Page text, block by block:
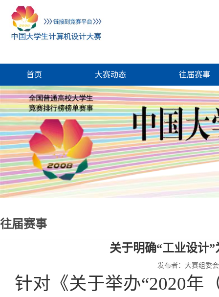
首页 大赛动态 往届赛事
往届赛事
关于明确“工业设计
发布者：大赛组委
针对《关于举办“2020年